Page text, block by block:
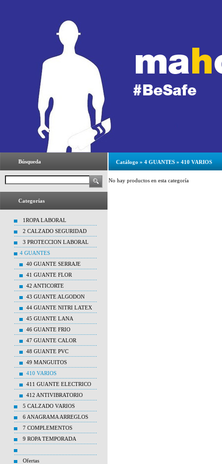
Búsqueda
Categorías
1ROPA LABORAL
2 CALZADO SEGURIDAD
3 PROTECCION LABORAL
4 GUANTES
40 GUANTE SERRAJE
41 GUANTE FLOR
42 ANTICORTE
43 GUANTE ALGODON
44 GUANTE NITRI LATEX
45 GUANTE LANA
46 GUANTE FRIO
47 GUANTE CALOR
48 GUANTE PVC
49 MANGUITOS
410 VARIOS
411 GUANTE ELECTRICO
412 ANTIVIBRATORIO
5 CALZADO VARIOS
6 ANAGRAMA ARREGLOS
7 COMPLEMENTOS
9 ROPA TEMPORADA
Ofertas
Catálogo » 4 GUANTES » 410 VARIOS
No hay productos en esta categoría